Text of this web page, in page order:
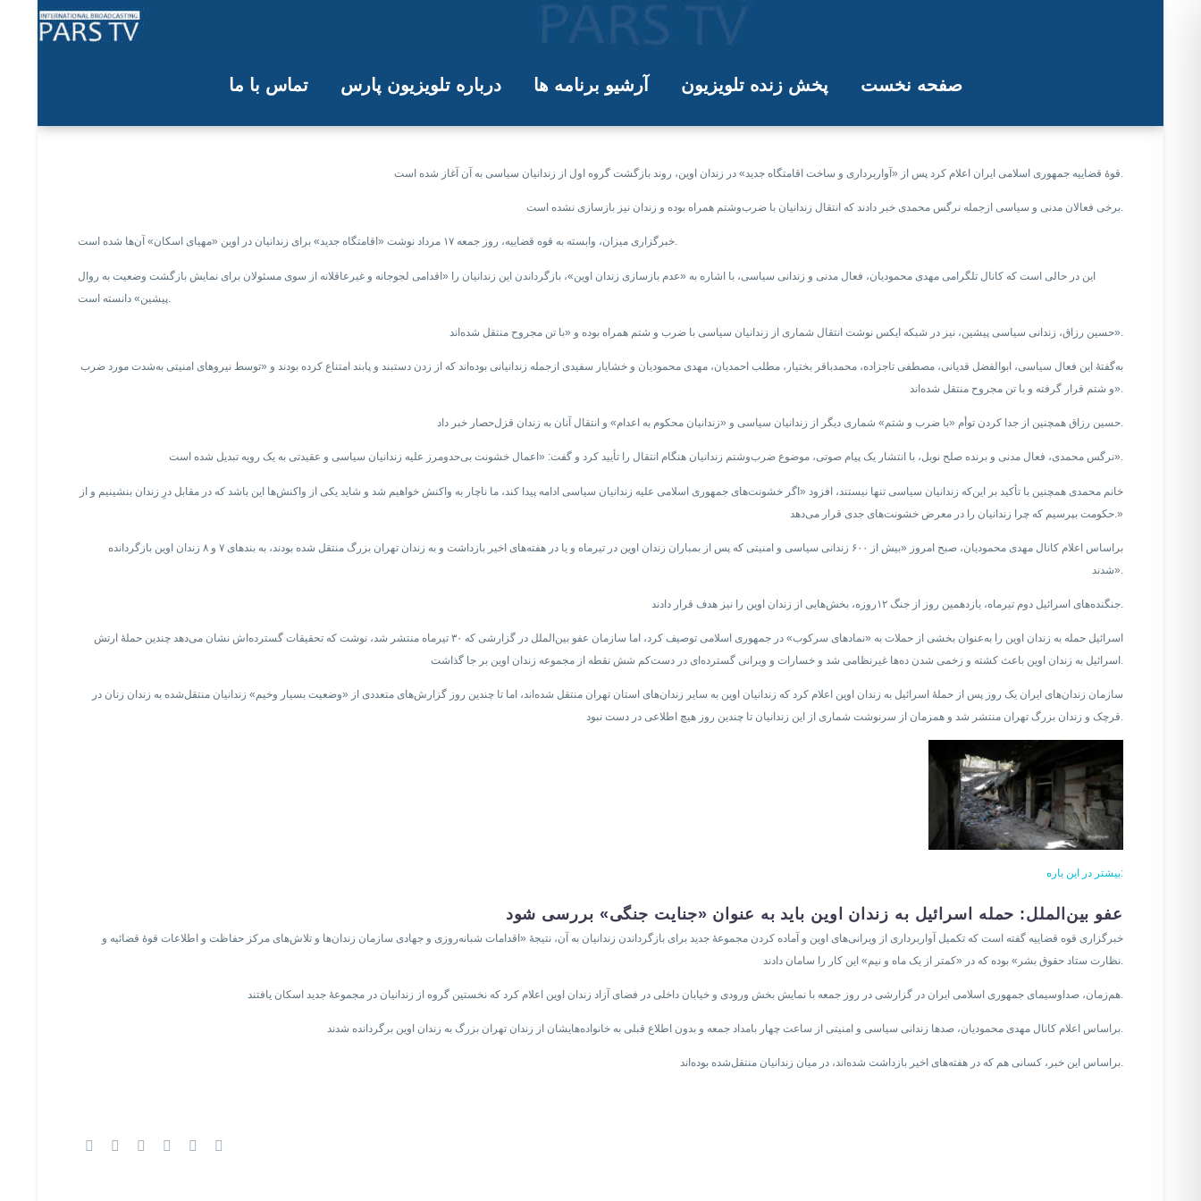
تماس با ما درباره تلویزیون پارس آرشیو برنامه ها پخش زنده تلویزیون صفحه نخست
صدها زندانی سیاسی، «همراه با ضرب‌وشتم»، به «اقامتگاه جدید» در اوین منتقل شدند
قوۀ قضاییه جمهوری اسلامی ایران اعلام کرد پس از «آواربرداری و ساخت اقامتگاه جدید» در زندان اوین، روند بازگشت گروه اول از زندانیان سیاسی به آن آغاز شده است.
برخی فعالان مدنی و سیاسی ازجمله نرگس محمدی خبر دادند که انتقال زندانیان با ضرب‌وشتم همراه بوده و زندان نیز بازسازی نشده است.
خبرگزاری میزان، وابسته به قوه قضاییه، روز جمعه ۱۷ مرداد نوشت «اقامتگاه جدید» برای زندانیان در اوین «مهیای اسکان» آن‌ها شده است.
این در حالی است که کانال تلگرامی مهدی محمودیان، فعال مدنی و زندانی سیاسی، با اشاره به «عدم بازسازی زندان اوین»، بازگرداندن این زندانیان را «اقدامی لجوجانه و غیرعاقلانه از سوی مسئولان برای نمایش بازگشت وضعیت به روال
حسین رزاق، زندانی سیاسی پیشین، نیز در شبکه ایکس نوشت انتقال شماری از زندانیان سیاسی با ضرب و شتم همراه بوده و «با تن مجروح منتقل شده‌اند».
به‌گفتۀ این فعال سیاسی، ابوالفضل قدیانی، مصطفی تاجزاده، محمدباقر بختیار، مطلب احمدیان، مهدی محمودیان و خشایار سفیدی ازجمله زندانیانی بوده‌اند که از زدن دستبند و پابند امتناع کرده بودند و «توسط نیروهای امنیتی به‌شدت مورد ضرب
و شتم قرار گرفته و با تن مجروح منتقل شده‌اند».
حسین رزاق همچنین از جدا کردن توأم «با ضرب و شتم» شماری دیگر از زندانیان سیاسی و «زندانیان محکوم به اعدام» و انتقال آنان به زندان قزل‌حصار خبر داد.
نرگس محمدی، فعال مدنی و برنده صلح نوبل، با انتشار یک پیام صوتی، موضوع ضرب‌وشتم زندانیان هنگام انتقال را تأیید کرد و گفت: «اعمال خشونت بی‌حدومرز علیه زندانیان سیاسی و عقیدتی به یک رویه تبدیل شده است».
خانم محمدی همچنین با تأکید بر این‌که زندانیان سیاسی تنها نیستند، افزود «اگر خشونت‌های جمهوری اسلامی علیه زندانیان سیاسی ادامه پیدا کند، ما ناچار به واکنش خواهیم شد و شاید یکی از واکنش‌ها این باشد که در مقابل درِ زندان بنشینیم و از
حکومت بپرسیم که چرا زندانیان را در معرض خشونت‌های جدی قرار می‌دهد.»
براساس اعلام کانال مهدی محمودیان، صبح امروز «بیش از ۶۰۰ زندانی سیاسی و امنیتی که پس از بمباران زندان اوین در تیرماه و یا در هفته‌های اخیر بازداشت و به زندان تهران بزرگ منتقل شده بودند، به بندهای ۷ و ۸ زندان اوین بازگردانده
شدند».
جنگنده‌های اسرائیل دوم تیرماه، یازدهمین روز از جنگ ۱۲روزه، بخش‌هایی از زندان اوین را نیز هدف قرار دادند.
اسرائیل حمله به زندان اوین را به‌عنوان بخشی از حملات به «نمادهای سرکوب» در جمهوری اسلامی توصیف کرد، اما سازمان عفو بین‌الملل در گزارشی که ۳۰ تیرماه منتشر شد، نوشت که تحقیقات گسترده‌اش نشان می‌دهد چندین حملۀ ارتش
اسرائیل به زندان اوین باعث کشته و زخمی شدن ده‌ها غیرنظامی شد و خسارات و ویرانی گسترده‌ای در دست‌کم شش نقطه از مجموعه زندان اوین بر جا گذاشت.
سازمان زندان‌های ایران یک روز پس از حملهٔ اسرائیل به زندان اوین اعلام کرد که زندانیان اوین به سایر زندان‌های استان تهران منتقل شده‌اند، اما تا چندین روز گزارش‌های متعددی از «وضعیت بسیار وخیم» زندانیان منتقل‌شده به زندان زنان در
قرچک و زندان بزرگ تهران منتشر شد و همزمان از سرنوشت شماری از این زندانیان تا چندین روز هیچ اطلاعی در دست نبود.
بیشتر در این باره:
عفو بین‌الملل: حمله اسرائیل به زندان اوین باید به عنوان «جنایت جنگی» بررسی شود
خبرگزاری قوه قضاییه گفته است که تکمیل آواربرداری از ویرانی‌های اوین و آماده کردن مجموعهٔ جدید برای بازگرداندن زندانیان به آن، نتیجهٔ «اقدامات شبانه‌روزی و جهادی سازمان زندان‌ها و تلاش‌های مرکز حفاظت و اطلاعات قوهٔ قضائیه و
هم‌زمان، صداوسیمای جمهوری اسلامی ایران در گزارشی در روز جمعه با نمایش بخش ورودی و خیابان داخلی در فضای آزاد زندان اوین اعلام کرد که نخستین گروه از زندانیان در مجموعهٔ جدید اسکان یافتند.
براساس اعلام کانال مهدی محمودیان، صدها زندانی سیاسی و امنیتی از ساعت چهار بامداد جمعه و بدون اطلاع قبلی به خانواده‌هایشان از زندان تهران بزرگ به زندان اوین برگردانده شدند.
براساس این خبر، کسانی هم که در هفته‌های اخیر بازداشت شده‌اند، در میان زندانیان منتقل‌شده بوده‌اند.